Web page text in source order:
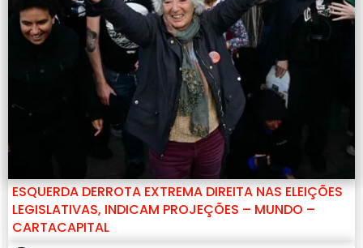
ESQUERDA DERROTA EXTREMA DIREITA NAS ELEIÇÕES
LEGISLATIVAS, INDICAM PROJEÇÕES – MUNDO –
CARTACAPITAL